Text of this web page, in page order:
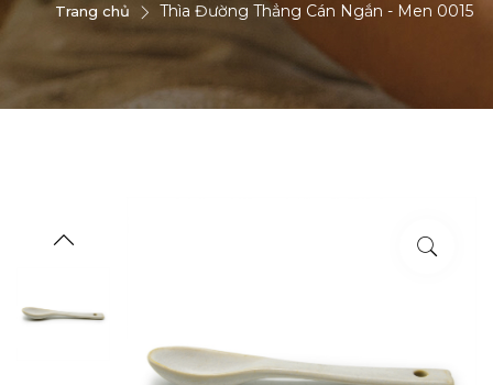
Trang chủ Thìa Đường Thẳng Cán Ngắn - Men 0015